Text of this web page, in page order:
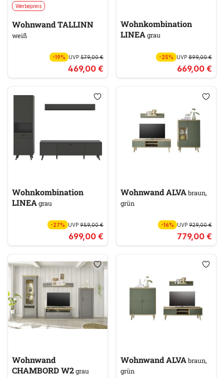
Werbepreis
Wohnwand TALLINN
weiß
-19% UVP 579,00 €
469,00 €
Wohnkombination
LINEAgrau
-25% UVP899,00 €
669,00 €
Wohnkombination
LINEAgrau
-27% UVP 959,00 €
699,00 €
Wohnwand ALVAbraun,
grün
-16% UVP929,00 €
779,00 €
Wohnwand
CHAMBORD W2grau
Wohnwand ALVAbraun,
grün